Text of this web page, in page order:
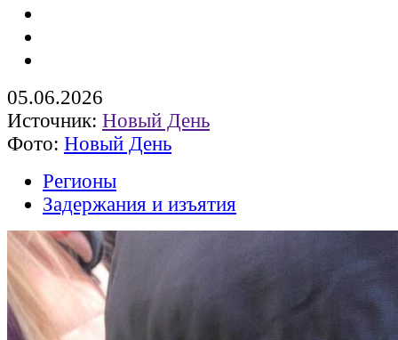
05.06.2026
Источник: Новый День
Фото: Новый День
Регионы
Задержания и изъятия